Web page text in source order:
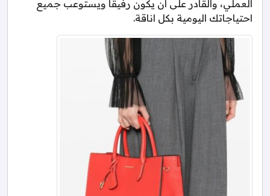
العملي، والقادر على ان يكون رفيقا ويستوعب جميع
احتياجاتك اليومية بكل اناقة.